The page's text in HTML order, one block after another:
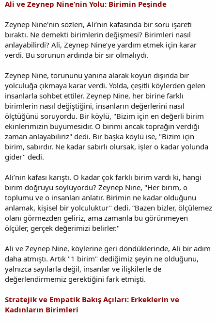
Ali ve Zeynep Nine’nin Yolu: Birimin Peşinde
Zeynep Nine'nin sözleri, Ali’nin kafasında bir soru işareti
bıraktı. Ne demekti birimlerin değişmesi? Birimleri nasıl
anlayabilirdi? Ali, Zeynep Nine’ye yardım etmek için karar
verdi. Bu sorunun ardında bir sır olmalıydı.
Zeynep Nine, torununu yanına alarak köyün dışında bir
yolculuğa çıkmaya karar verdi. Yolda, çeşitli köylerden gelen
insanlarla sohbet ettiler. Zeynep Nine, her birine farklı
birimlerin nasıl değiştiğini, insanların değerlerini nasıl
ölçtüğünü soruyordu. Bir köylü, "Bizim için en değerli birim
ekinlerimizin büyümesidir. O birimi ancak toprağın verdiği
zaman anlayabiliriz" dedi. Bir başka köylü ise, "Bizim için
birim, sabırdır. Ne kadar sabırlı olursak, işler o kadar yolunda
gider" dedi.
Ali’nin kafası karıştı. O kadar çok farklı birim vardı ki, hangi
birim doğruyu söylüyordu? Zeynep Nine, "Her birim, o
toplumu ve o insanları anlatır. Birimin ne kadar olduğunu
anlamak, kişisel bir yolculuktur" dedi. “Bazen bizler, ölçülemez
olanı görmezden geliriz, ama zamanla bu görünmeyen
ölçüler, gerçek değerimizi belirler."
Ali ve Zeynep Nine, köylerine geri döndüklerinde, Ali bir adım
daha atmıştı. Artık "1 birim" dediğimiz şeyin ne olduğunu,
yalnızca sayılarla değil, insanlar ve ilişkilerle de
değerlendirmemiz gerektiğini fark etmişti.
Stratejik ve Empatik Bakış Açıları: Erkeklerin ve
Kadınların Birimleri